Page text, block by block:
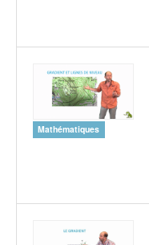
Mathématiques